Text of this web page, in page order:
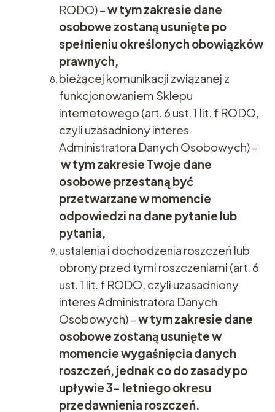
RODO) –w tym zakresie dane
osobowe zostaną usunięte po
spełnieniu określonych obowiązków
prawnych,
bieżącej komunikacji związanej z
funkcjonowaniem Sklepu
internetowego (art. 6 ust. 1 lit. f RODO,
czyli uzasadniony interes
Administratora Danych Osobowych) –
w tym zakresie Twoje dane
osobowe przestaną być
przetwarzane w momencie
odpowiedzi na dane pytanie lub
pytania,
ustalenia i dochodzenia roszczeń lub
obrony przed tymi roszczeniami (art. 6
ust. 1 lit. f RODO, czyli uzasadniony
interes Administratora Danych
Osobowych) –w tym zakresie dane
osobowe zostaną usunięte w
momencie wygaśnięcia danych
roszczeń, jednak co do zasady po
upływie 3- letniego okresu
przedawnienia roszczeń.